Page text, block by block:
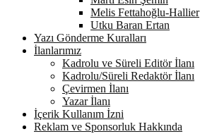
Melis Fettahoğlu-Hallier
Utku Baran Ertan
Yazı Gönderme Kuralları
İlanlarımız
Kadrolu ve Süreli Editör İlanı
Kadrolu/Süreli Redaktör İlanı
Çevirmen İlanı
Yazar İlanı
İçerik Kullanım İzni
Reklam ve Sponsorluk Hakkında